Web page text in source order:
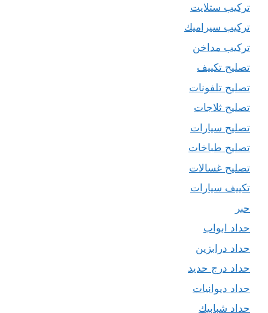
تركيب ستلايت
تركيب سيراميك
تركيب مداخن
تصليح تكييف
تصليح تلفونات
تصليح ثلاجات
تصليح سيارات
تصليح طباخات
تصليح غسالات
تكييف سيارات
حبر
حداد ابواب
حداد درابزين
حداد درج حديد
حداد ديوانيات
حداد شبابيك